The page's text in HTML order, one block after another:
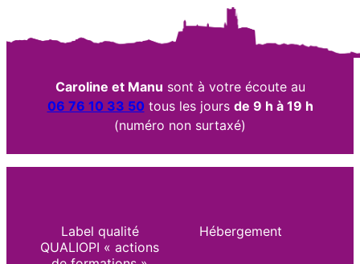
Caroline et Manu sont à votre écoute au
06 76 10 33 50 tous les jours de 9 h à 19 h
(numéro non surtaxé)
Label qualité
QUALIOPI « actions
Hébergement